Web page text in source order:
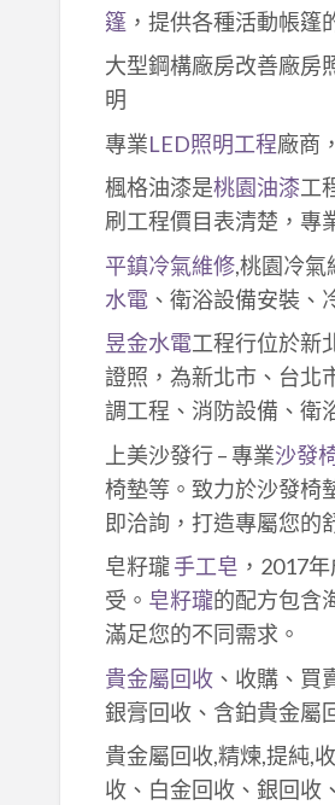
篷，提供各種活動帳篷
大型鋼構廠房改善廠房
明
專業LED照明工程廠商
楓格油漆是桃園油漆工
刷工程價目表清楚，專
平鎮冷氣維修,桃園冷氣
水電、衛浴設備安裝、
昱金水電工程行位於新
證照，為新北市、台北
調工程、消防設備、衛
上美沙發行 – 專業沙發
椅墊等。致力於沙發椅
即洽詢，打造專屬您的
皂籽瓏手工皂 ，2017
受。 皂籽瓏的配方包含
滿足您的不同需求。
貴金屬回收、收購、買
銀膏回收、含鉑貴金屬
貴金屬回收,精煉,提純,
收、白金回收、銀回收